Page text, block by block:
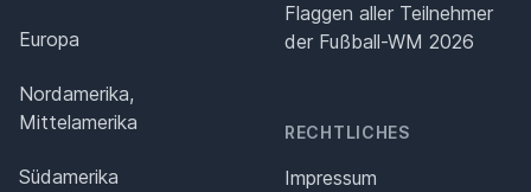
Europa
Nordamerika,
Mittelamerika
Südamerika
Flaggen aller Teilnehmer
der Fußball-WM 2026
RECHTLICHES
Impressum